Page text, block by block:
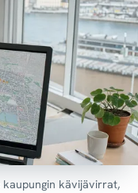
kävijävirrat,